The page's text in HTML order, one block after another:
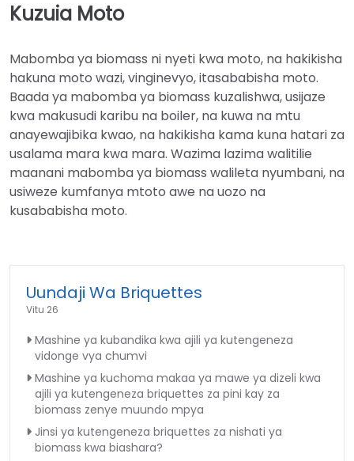
Kuzuia Moto
Mabomba ya biomass ni nyeti kwa moto, na hakikisha
hakuna moto wazi, vinginevyo, itasababisha moto.
Baada ya mabomba ya biomass kuzalishwa, usijaze
kwa makusudi karibu na boiler, na kuwa na mtu
anayewajibika kwao, na hakikisha kama kuna hatari za
usalama mara kwa mara. Wazima lazima walitilie
maanani mabomba ya biomass walileta nyumbani, na
usiweze kumfanya mtoto awe na uozo na
kusababisha moto.
Uundaji Wa Briquettes
Vitu 26
Mashine ya kubandika kwa ajili ya kutengeneza
vidonge vya chumvi
Mashine ya kuchoma makaa ya mawe ya dizeli kwa
ajili ya kutengeneza briquettes za pini kay za
biomass zenye muundo mpya
Jinsi ya kutengeneza briquettes za nishati ya
biomass kwa biashara?